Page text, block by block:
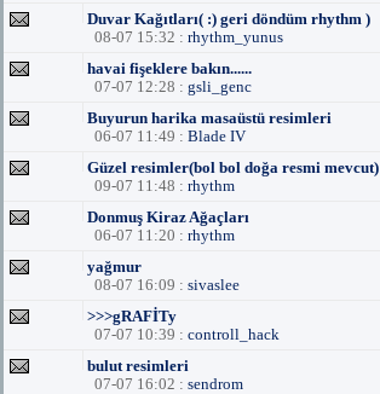
Duvar Kağıtları( :) geri döndüm rhythm )
08-07 15:32 : rhythm_yunus
havai fişeklere bakın......
07-07 12:28 : gsli_genc
Buyurun harika masaüstü resimleri
06-07 11:49 : Blade IV
Güzel resimler(bol bol doğa resmi mevcut)
09-07 11:48 : rhythm
Donmuş Kiraz Ağaçları
06-07 11:20 : rhythm
yağmur
08-07 16:09 : sivaslee
>>>gRAFİTy
07-07 10:39 : controll_hack
bulut resimleri
07-07 16:02 : sendrom